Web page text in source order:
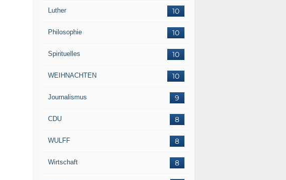
10
Luther
10
Philosophie
10
Spirituelles
10
WEIHNACHTEN
9
Journalismus
8
CDU
8
WULFF
8
Wirtschaft